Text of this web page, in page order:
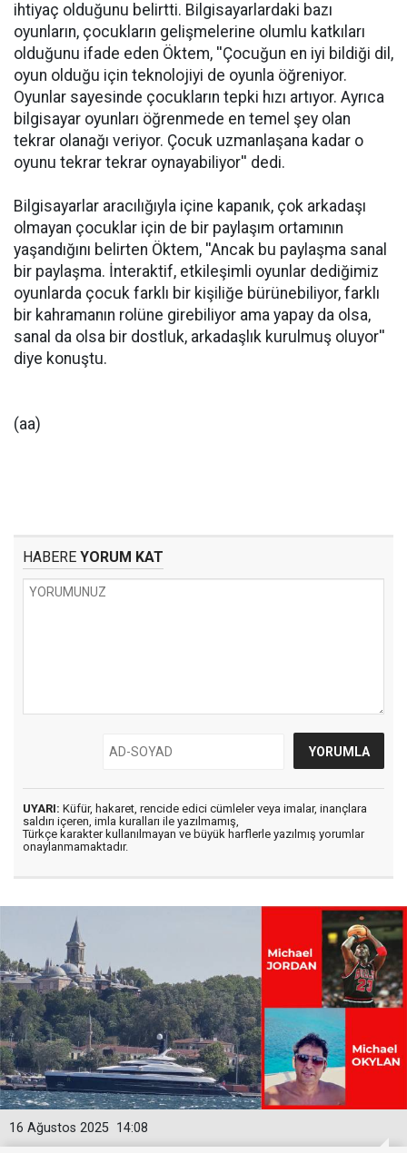
ihtiyaç olduğunu belirtti. Bilgisayarlardaki bazı
oyunların, çocukların gelişmelerine olumlu katkıları
olduğunu ifade eden Öktem, ''Çocuğun en iyi bildiği dil,
oyun olduğu için teknolojiyi de oyunla öğreniyor.
Oyunlar sayesinde çocukların tepki hızı artıyor. Ayrıca
bilgisayar oyunları öğrenmede en temel şey olan
tekrar olanağı veriyor. Çocuk uzmanlaşana kadar o
oyunu tekrar tekrar oynayabiliyor'' dedi.
Bilgisayarlar aracılığıyla içine kapanık, çok arkadaşı
olmayan çocuklar için de bir paylaşım ortamının
yaşandığını belirten Öktem, ''Ancak bu paylaşma sanal
bir paylaşma. İnteraktif, etkileşimli oyunlar dediğimiz
oyunlarda çocuk farklı bir kişiliğe bürünebiliyor, farklı
bir kahramanın rolüne girebiliyor ama yapay da olsa,
sanal da olsa bir dostluk, arkadaşlık kurulmuş oluyor''
diye konuştu.
(aa)
HABERE YORUM KAT
UYARI: Küfür, hakaret, rencide edici cümleler veya imalar, inançlara
saldırı içeren, imla kuralları ile yazılmamış,
Türkçe karakter kullanılmayan ve büyük harflerle yazılmış yorumlar
onaylanmamaktadır.
14:08
16 Ağustos 2025